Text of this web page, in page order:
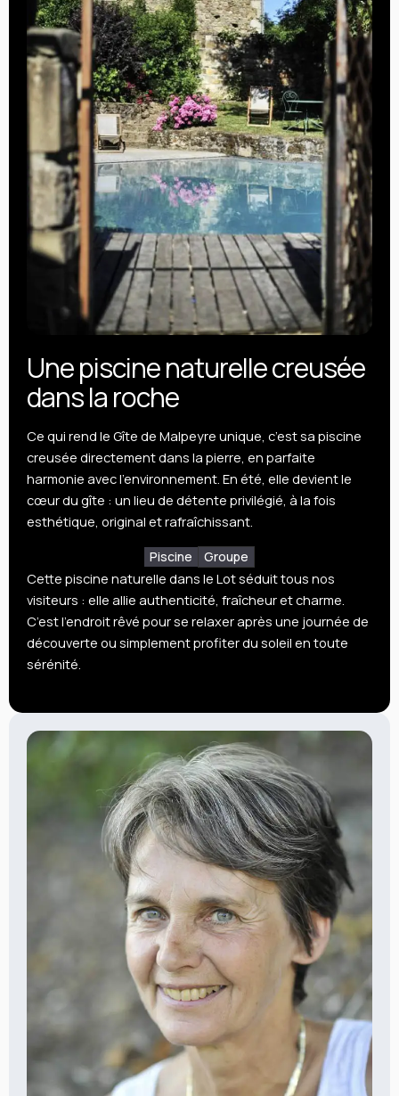
Une piscine naturelle creusée
dans la roche
Ce qui rend le Gîte de Malpeyre unique, c’est sa piscine
creusée directement dans la pierre, en parfaite
harmonie avec l’environnement. En été, elle devient le
cœur du gîte : un lieu de détente privilégié, à la fois
esthétique, original et rafraîchissant.
Piscine Groupe
Cette piscine naturelle dans le Lot séduit tous nos
visiteurs : elle allie authenticité, fraîcheur et charme.
C’est l’endroit rêvé pour se relaxer après une journée de
découverte ou simplement profiter du soleil en toute
sérénité.